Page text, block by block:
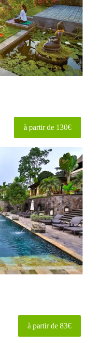
à partir de 130€
à partir de 83€